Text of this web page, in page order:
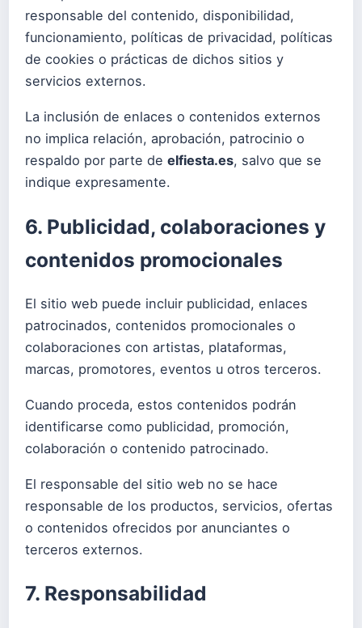
responsable del contenido, disponibilidad,
funcionamiento, políticas de privacidad, políticas
de cookies o prácticas de dichos sitios y
servicios externos.
La inclusión de enlaces o contenidos externos
no implica relación, aprobación, patrocinio o
respaldo por parte de elfiesta.es, salvo que se
indique expresamente.
6. Publicidad, colaboraciones y
contenidos promocionales
El sitio web puede incluir publicidad, enlaces
patrocinados, contenidos promocionales o
colaboraciones con artistas, plataformas,
marcas, promotores, eventos u otros terceros.
Cuando proceda, estos contenidos podrán
identificarse como publicidad, promoción,
colaboración o contenido patrocinado.
El responsable del sitio web no se hace
responsable de los productos, servicios, ofertas
o contenidos ofrecidos por anunciantes o
terceros externos.
7. Responsabilidad